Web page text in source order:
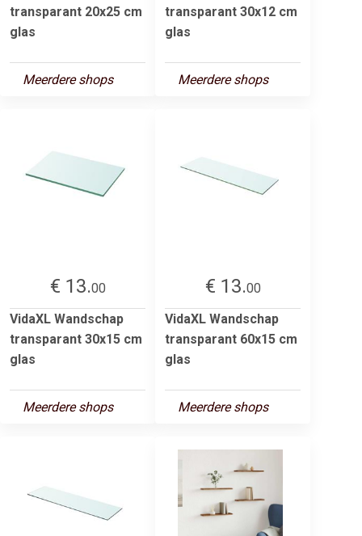
transparant 20x25 cm
glas
Meerdere shops
transparant 30x12 cm
glas
Meerdere shops
€ 13.00
VidaXL Wandschap
transparant 30x15 cm
glas
Meerdere shops
€ 13.00
VidaXL Wandschap
transparant 60x15 cm
glas
Meerdere shops